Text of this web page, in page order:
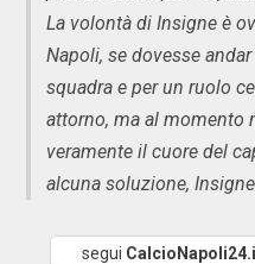
La volontà di Insigne è
Napoli, se dovesse
squadra e per un ruolo
attorno, ma al momento
veramente il cuore del
alcuna soluzione,
segui